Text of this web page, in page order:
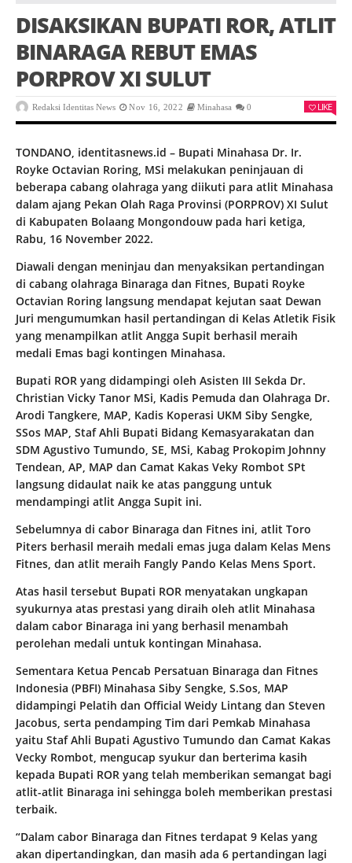
DISAKSIKAN BUPATI ROR, ATLIT
BINARAGA REBUT EMAS
PORPROV XI SULUT
Redaksi Identitas News Nov 16, 2022 Minahasa 0 LIKE
TONDANO, identitasnews.id – Bupati Minahasa Dr. Ir.
Royke Octavian Roring, MSi melakukan peninjauan di
beberapa cabang olahraga yang diikuti para atlit Minahasa
dalam ajang Pekan Olah Raga Provinsi (PORPROV) XI Sulut
di Kabupaten Bolaang Mongondouw pada hari ketiga,
Rabu, 16 November 2022.
Diawali dengan meninjau dan menyaksikan pertandingan
di cabang olahraga Binaraga dan Fitnes, Bupati Royke
Octavian Roring langsung mendapat kejutan saat Dewan
Juri mengumumkan hasil pertandingan di Kelas Atletik Fisik
yang menampilkan atlit Angga Supit berhasil meraih
medali Emas bagi kontingen Minahasa.
Bupati ROR yang didampingi oleh Asisten III Sekda Dr.
Christian Vicky Tanor MSi, Kadis Pemuda dan Olahraga Dr.
Arodi Tangkere, MAP, Kadis Koperasi UKM Siby Sengke,
SSos MAP, Staf Ahli Bupati Bidang Kemasyarakatan dan
SDM Agustivo Tumundo, SE, MSi, Kabag Prokopim Johnny
Tendean, AP, MAP dan Camat Kakas Veky Rombot SPt
langsung didaulat naik ke atas panggung untuk
mendampingi atlit Angga Supit ini.
Sebelumnya di cabor Binaraga dan Fitnes ini, atlit Toro
Piters berhasil meraih medali emas juga dalam Kelas Mens
Fitnes, dan atlit meraih Fangly Pando Kelas Mens Sport.
Atas hasil tersebut Bupati ROR menyatakan ungkapan
syukurnya atas prestasi yang diraih oleh atlit Minahasa
dalam cabor Binaraga ini yang berhasil menambah
perolehan medali untuk kontingan Minahasa.
Sementara Ketua Pencab Persatuan Binaraga dan Fitnes
Indonesia (PBFI) Minahasa Siby Sengke, S.Sos, MAP
didampingi Pelatih dan Official Weidy Lintang dan Steven
Jacobus, serta pendamping Tim dari Pemkab Minahasa
yaitu Staf Ahli Bupati Agustivo Tumundo dan Camat Kakas
Vecky Rombot, mengucap syukur dan berterima kasih
kepada Bupati ROR yang telah memberikan semangat bagi
atlit-atlit Binaraga ini sehingga boleh memberikan prestasi
terbaik.
“Dalam cabor Binaraga dan Fitnes terdapat 9 Kelas yang
akan dipertandingkan, dan masih ada 6 pertandingan lagi